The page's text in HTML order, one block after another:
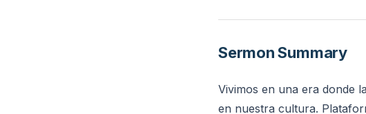
Sermon Summary
Vivimos en una era donde
en nuestra cultura.